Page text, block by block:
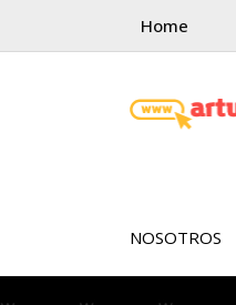
Home
NOSOTROS